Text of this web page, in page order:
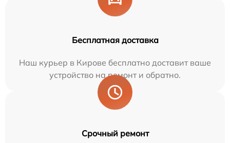
Бесплатная доставка
Наш курьер в Кирове бесплатно доставит ваше
устройство на ремонт и обратно.
Срочный ремонт